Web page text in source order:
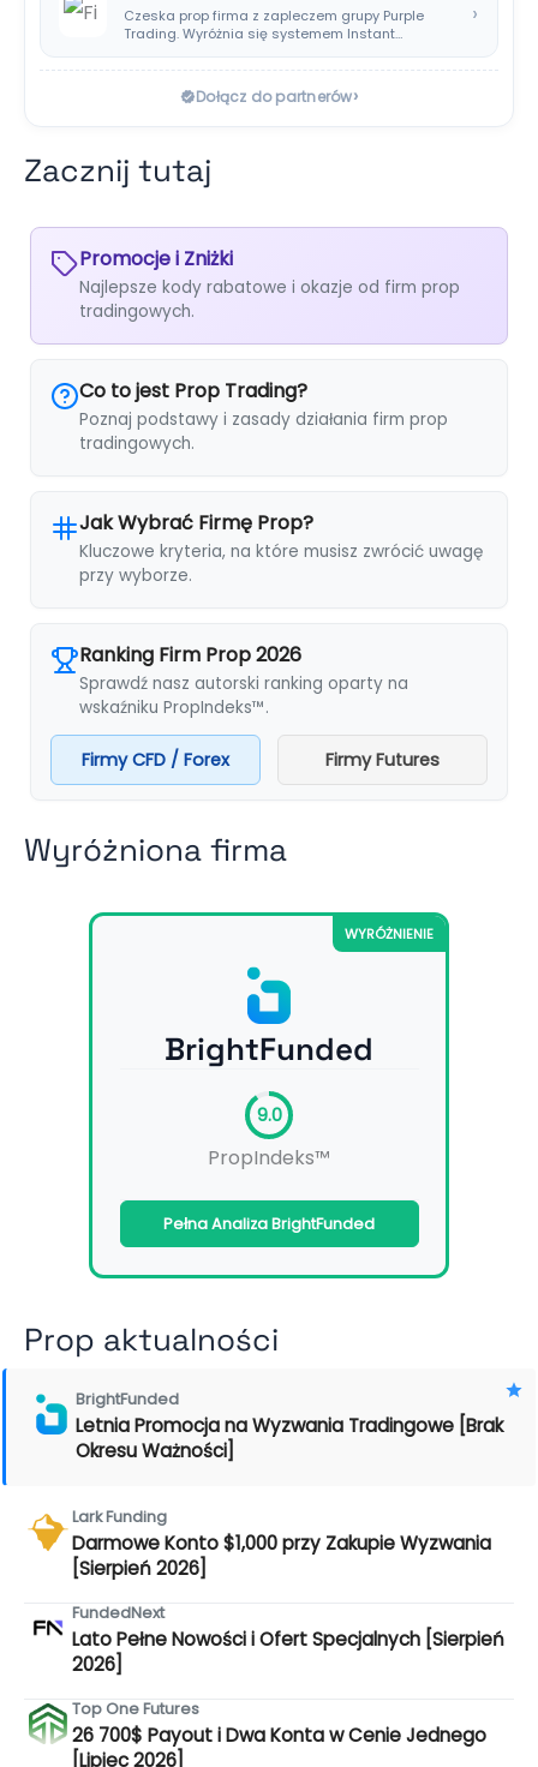
Czeska prop firma z zapleczem grupy Purple
Trading. Wyróżnia się systemem Instant
›
Dołącz do partnerów›
Zacznij tutaj
Promocje i Zniżki
Najlepsze kody rabatowe i okazje od firm prop
tradingowych.
Co to jest Prop Trading?
Poznaj podstawy i zasady działania firm prop
tradingowych.
Jak Wybrać Firmę Prop?
Kluczowe kryteria, na które musisz zwrócić uwagę
przy wyborze.
Ranking Firm Prop 2026
Sprawdź nasz autorski ranking oparty na
wskaźniku PropIndeks™.
Firmy CFD / Forex Firmy Futures
Wyróżniona firma
WYRÓŻNIENIE
BrightFunded
9.0
PropIndeks™
Pełna Analiza BrightFunded
Prop aktualności
BrightFunded
Letnia Promocja na Wyzwania Tradingowe [Brak
Okresu Ważności]
Lark Funding
Darmowe Konto $1,000 przy Zakupie Wyzwania
[Sierpień 2026]
FundedNext
Lato Pełne Nowości i Ofert Specjalnych [Sierpień
2026]
Top One Futures
26 700$ Payout i Dwa Konta w Cenie Jednego
[Lipiec 2026]